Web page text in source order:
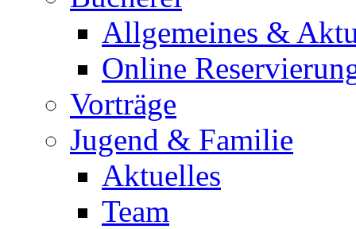
Allgemeines &
Online
Vorträge
Jugend & Familie
Aktuelles
Team